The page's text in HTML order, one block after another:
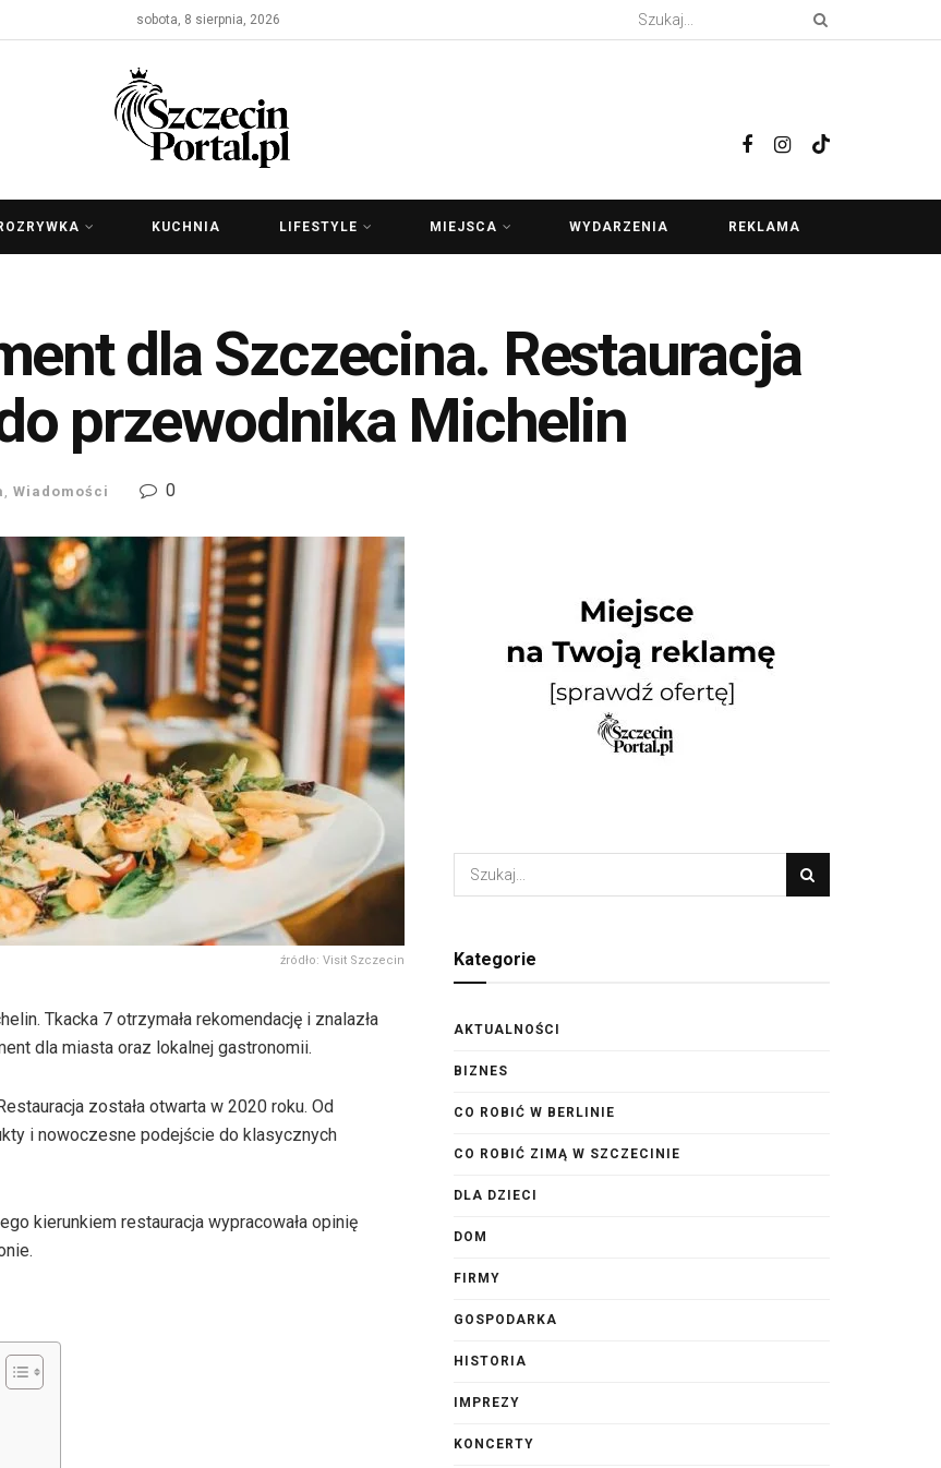
sobota, 8 sierpnia, 2026
KUCHNIA LIFESTYLE MIEJSCA WYDARZENIA REKLAMA
dla Szczecina. Restauracja
przewodnika Michelin
, Wiadomości 0
źródło: Visit Szczecin
Tkacka 7 otrzymała rekomendację i znalazła
dla miasta oraz lokalnej gastronomii.
została otwarta w 2020 roku. Od
i nowoczesne podejście do klasycznych
kierunkiem restauracja wypracowała opinię
Kategorie
AKTUALNOŚCI
BIZNES
CO ROBIĆ W BERLINIE
CO ROBIĆ ZIMĄ W SZCZECINIE
DLA DZIECI
DOM
FIRMY
GOSPODARKA
HISTORIA
IMPREZY
KONCERTY